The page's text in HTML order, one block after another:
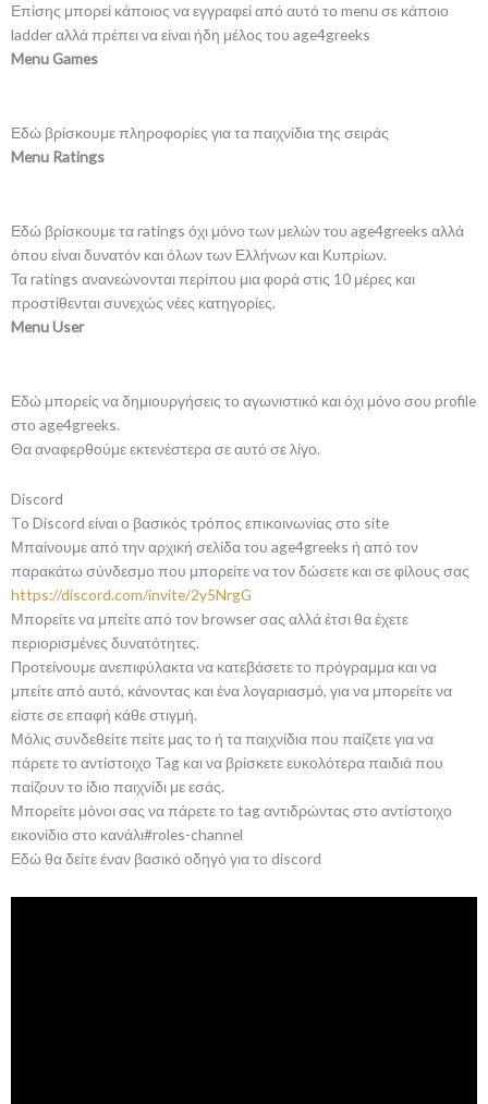
Επίσης μπορεί κάποιος να εγγραφεί από αυτό το menu σε κάποιο
ladder αλλά πρέπει να είναι ήδη μέλος του age4greeks
Menu Games
Εδώ βρίσκουμε πληροφορίες για τα παιχνίδια της σειράς
Menu Ratings
Εδώ βρίσκουμε τα ratings όχι μόνο των μελών του age4greeks αλλά
όπου είναι δυνατόν και όλων των Ελλήνων και Κυπρίων.
Τα ratings ανανεώνονται περίπου μια φορά στις 10 μέρες και
προστίθενται συνεχώς νέες κατηγορίες.
Menu User
Εδώ μπορείς να δημιουργήσεις το αγωνιστικό και όχι μόνο σου profile
στο age4greeks.
Θα αναφερθούμε εκτενέστερα σε αυτό σε λίγο.
Discord
To Discord είναι ο βασικός τρόπος επικοινωνίας στο site
Μπαίνουμε από την αρχική σελίδα του age4greeks ή από τον
παρακάτω σύνδεσμο που μπορείτε να τον δώσετε και σε φίλους σας
https://discord.com/invite/2y5NrgG
Μπορείτε να μπείτε από τον browser σας αλλά έτσι θα έχετε
περιορισμένες δυνατότητες.
Προτείνουμε ανεπιφύλακτα να κατεβάσετε το πρόγραμμα και να
μπείτε από αυτό, κάνοντας και ένα λογαριασμό, για να μπορείτε να
είστε σε επαφή κάθε στιγμή.
Μόλις συνδεθείτε πείτε μας το ή τα παιχνίδια που παίζετε για να
πάρετε το αντίστοιχο Tag και να βρίσκετε ευκολότερα παιδιά που
παίζουν το ίδιο παιχνίδι με εσάς.
Μπορείτε μόνοι σας να πάρετε το tag αντιδρώντας στο αντίστοιχο
εικονίδιο στο κανάλι#roles-channel
Εδώ θα δείτε έναν βασικό οδηγό για το discord